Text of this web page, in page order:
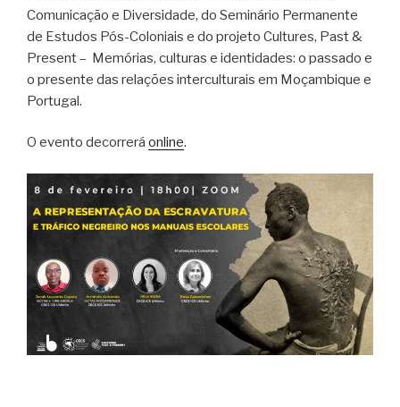
Comunicação e Diversidade, do Seminário Permanente
de Estudos Pós-Coloniais e do projeto Cultures, Past &
Present – Memórias, culturas e identidades: o passado e
o presente das relações interculturais em Moçambique e
Portugal.
O evento decorrerá online.